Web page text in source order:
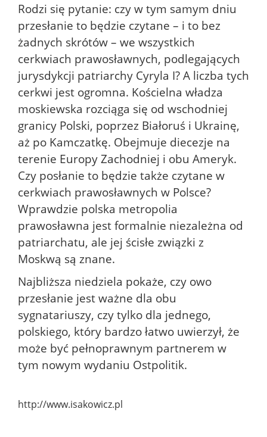
Rodzi się pytanie: czy w tym samym dniu
przesłanie to będzie czytane – i to bez
żadnych skrótów – we wszystkich
cerkwiach prawosławnych, podlegających
jurysdykcji patriarchy Cyryla I? A liczba tych
cerkwi jest ogromna. Kościelna władza
moskiewska rozciąga się od wschodniej
granicy Polski, poprzez Białoruś i Ukrainę,
aż po Kamczatkę. Obejmuje diecezje na
terenie Europy Zachodniej i obu Ameryk.
Czy posłanie to będzie także czytane w
cerkwiach prawosławnych w Polsce?
Wprawdzie polska metropolia
prawosławna jest formalnie niezależna od
patriarchatu, ale jej ścisłe związki z
Moskwą są znane.
Najbliższa niedziela pokaże, czy owo
przesłanie jest ważne dla obu
sygnatariuszy, czy tylko dla jednego,
polskiego, który bardzo łatwo uwierzył, że
może być pełnoprawnym partnerem w
tym nowym wydaniu Ostpolitik.
http://www.isakowicz.pl